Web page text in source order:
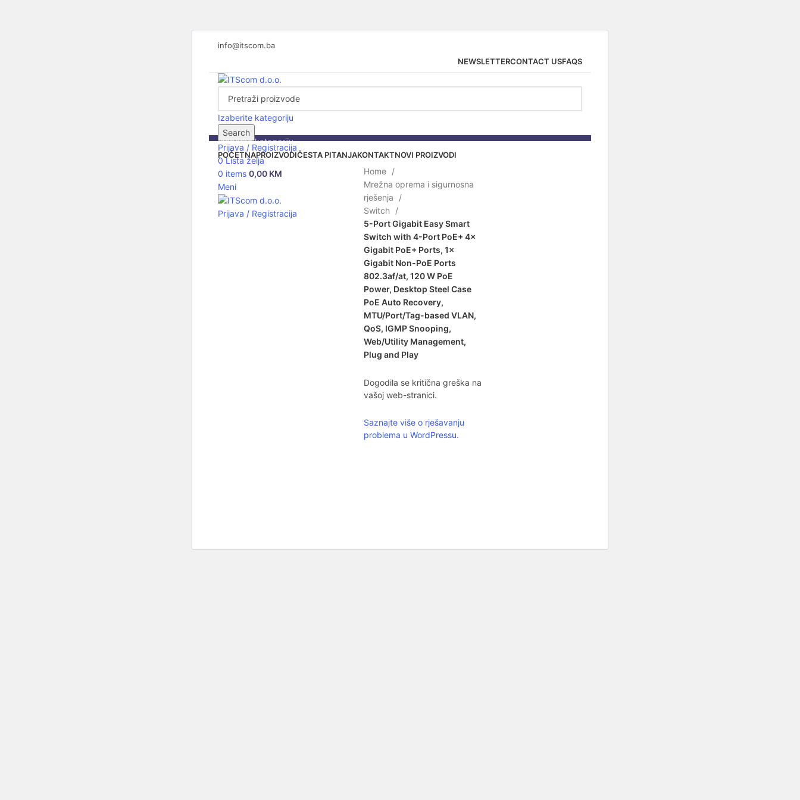
info@itscom.ba
NEWSLETTERCONTACT USFAQS
Izaberite kategoriju
Search
Prijava / Registracija
0Lista želja
0 items 0,00 KM
Meni
Prijava / Registracija
Izaberite kategoriju
POČETNAPROIZVODIČESTA PITANJAKONTAKTNOVI PROIZVODI
Home
Mrežna oprema i sigurnosna
rješenja
Switch
5-Port Gigabit Easy Smart
Switch with 4-Port PoE+ 4×
Gigabit PoE+ Ports, 1×
Gigabit Non-PoE Ports
802.3af/at, 120 W PoE
Power, Desktop Steel Case
PoE Auto Recovery,
MTU/Port/Tag-based VLAN,
QoS, IGMP Snooping,
Web/Utility Management,
Plug and Play
Dogodila se kritična greška na
vašoj web-stranici.
Saznajte više o rješavanju
problema u WordPressu.